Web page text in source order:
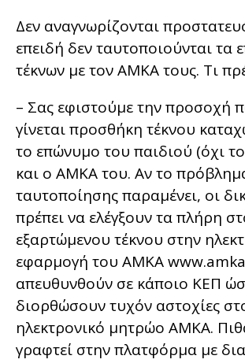
Δεν αναγνωρίζονται
επειδή δεν ταυτοποιούνται τα
τέκνων με τον ΑΜΚΑ τους. Τι
– Σας εφιστούμε την προσοχή
γίνεται προσθήκη τέκνου
το επώνυμο του παιδιού (όχι
και ο ΑΜΚΑ του. Αν το
ταυτοποίησης παραμένει, οι
πρέπει να ελέγξουν τα πλήρη
εξαρτώμενου τέκνου στην
εφαρμογή του ΑΜΚΑ
απευθυνθούν σε κάποιο ΚΕΠ
διορθώσουν τυχόν αστοχίες
ηλεκτρονικό μητρώο ΑΜΚΑ.
γραφτεί στην πλατφόρμα με